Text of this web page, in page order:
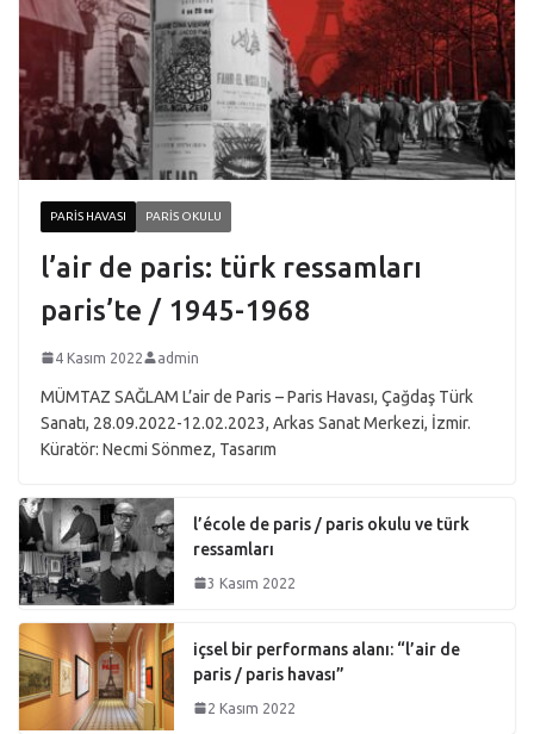
PARIS HAVASI PARIS OKULU
l’air de paris: türk ressamları
paris’te / 1945-1968
4 Kasım 2022 admin
MÜMTAZ SAĞLAM L’air de Paris – Paris Havası, Çağdaş Türk
Sanatı, 28.09.2022-12.02.2023, Arkas Sanat Merkezi, İzmir.
Küratör: Necmi Sönmez, Tasarım
l’école de paris / paris okulu ve türk
ressamları
3 Kasım 2022
içsel bir performans alanı: “l’air de
paris / paris havası”
2 Kasım 2022